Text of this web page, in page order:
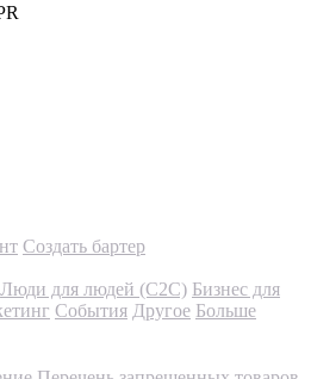
Создать бартер
Люди для людей (С2С) Бизнес для
События Другое Больше